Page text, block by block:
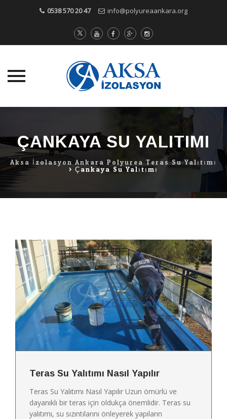
0538 570 20 47 info@polyureaankara.org
contentÇANKAYA SU YALITIMI
Aksa İzolasyon Ankara Polyurea Teras Su Yalıtımı
> Çankaya Su Yalıtımı
Teras Su Yalıtımı Nasıl Yapılır
Teras Su Yalıtımı Nasıl Yapılır Uzun ömürlü ve
dayanıklı bir teras için oldukça önemlidir. Teras su
yalıtımı, su sızıntılarını önleyerek yapıların